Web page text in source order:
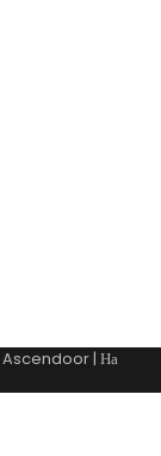
Ascendoor | На